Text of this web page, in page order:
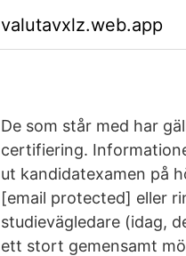
valutavxlz.web.app
De som står med har
certifiering.
ut kandidatexamen på
[email protected] eller
studievägledare (idag,
ett stort gemensamt